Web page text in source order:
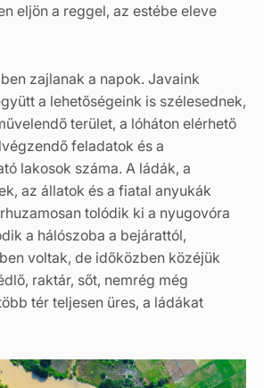
eljön a reggel, az estébe eleve
zajlanak a napok. Javaink
a lehetőségeink is szélesednek,
terület, a lóháton elérhető
feladatok és a
lakosok száma. A ládák, a
az állatok és a fiatal anyukák
tolódik ki a nyugovóra
a hálószoba a bejárattól,
voltak, de időközben közéjük
raktár, sőt, nemrég még
tér teljesen üres, a ládákat